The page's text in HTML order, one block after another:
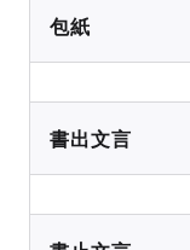
包紙
書出文言